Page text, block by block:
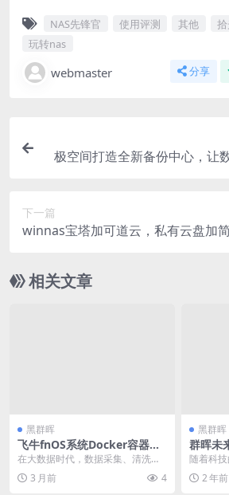
NAS先锋官 使用评测 其他
玩转nas
webmaster 分享
极空间打造全新备份中心，让
下一篇
winnas宝塔加可道云，私有云盘加
相关文章
黑群晖
飞牛fnOS系统Docker容器化
部署开源数据管道与ETL工作
到Kestra的数据自动化处理平
在大数据时代，数据采集、清洗、
转换和加载（ETL）已成为企业和个
人开发者不可或缺...
3 月前 4
黑群晖
群晖未
服务化
随着科
y）在存
组化、服
2 年前